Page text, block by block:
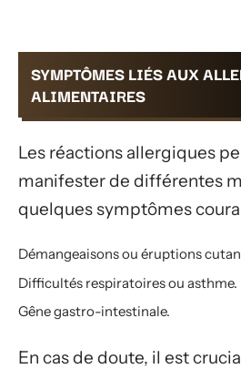
SYMPTÔMES LIÉS AUX
ALIMENTAIRES
Les réactions allergiques
manifester de différentes
quelques symptômes
Démangeaisons ou éruptions
Difficultés respiratoires ou asthme.
Gêne gastro-intestinale.
En cas de doute, il est